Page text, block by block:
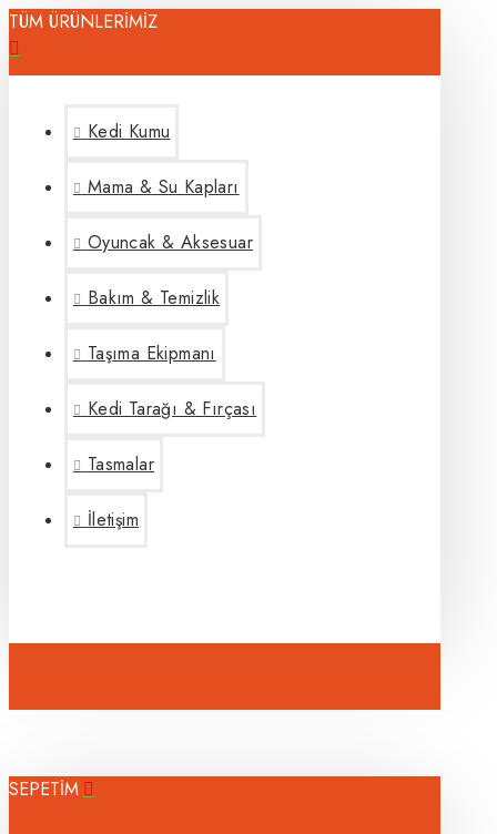
TÜM ÜRÜNLERİMİZ
Kedi Kumu
Mama & Su Kapları
Oyuncak & Aksesuar
Bakım & Temizlik
Taşıma Ekipmanı
Kedi Tarağı & Fırçası
Tasmalar
İletişim
SEPETİM